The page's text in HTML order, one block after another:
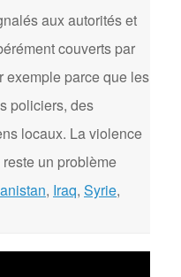
aux autorités et
couverts par
exemple parce que les
policiers, des
locaux. La violence
un problème
, Iraq, Syrie,